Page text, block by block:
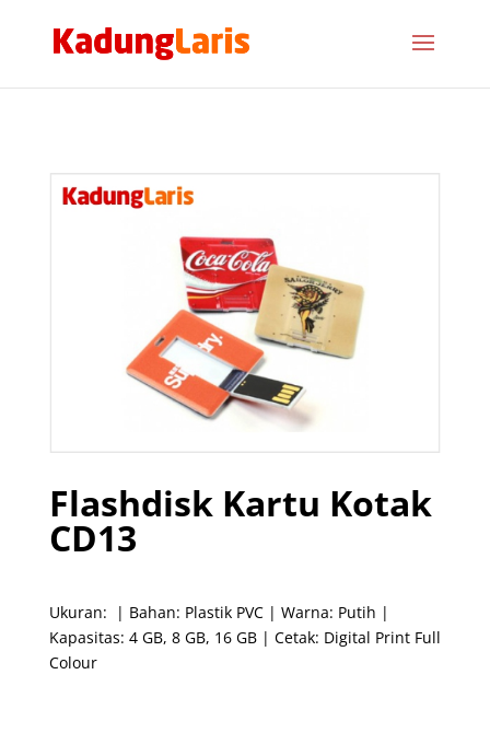
Flashdisk Kartu Kotak
CD13
Ukuran: | Bahan: Plastik PVC | Warna: Putih |
Kapasitas: 4 GB, 8 GB, 16 GB | Cetak: Digital Print Full
Colour